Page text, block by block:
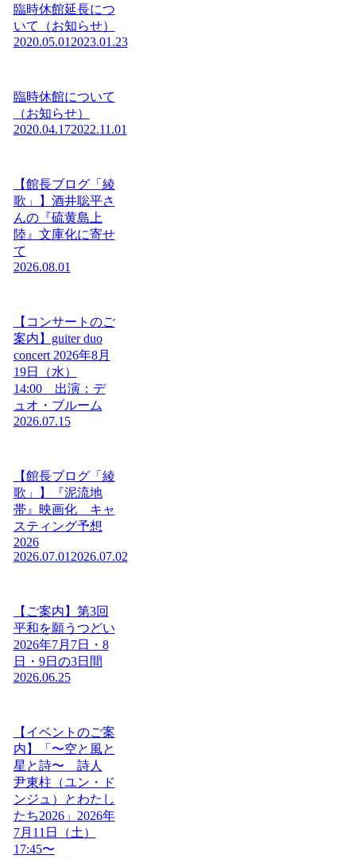
臨時休館延長につ
いて（お知らせ）
2020.05.01 2023.01.23
臨時休館について
（お知らせ）
2020.04.172022.11.01
【館長ブログ「綾
歌」】酒井聡平さ
んの『硫黄島上
陸』文庫化に寄せ
て
2026.08.01
【コンサートのご
案内】guiter duo
concert 2026年8月
19日（水）
14:00 出演：デ
ュオ・ブルーム
2026.07.15
【館長ブログ「綾
歌」】『泥流地
帯』映画化 キャ
スティング予想
2026
2026.07.01 2026.07.02
【ご案内】第3回
平和を願うつどい
2026年7月7日・8
日・9日の3日間
2026.06.25
【イベントのご案
内】「〜空と風と
星と詩〜 詩人
尹東柱（ユン・ド
ンジュ）とわたし
たち2026」2026年
7月11日（土）
17:45〜